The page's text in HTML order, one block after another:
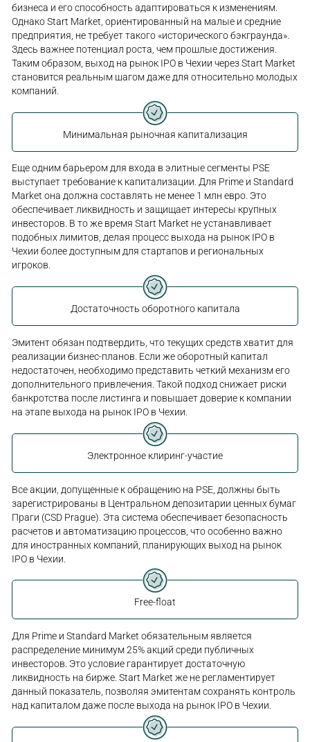
бизнеса и его способность адаптироваться к изменениям.
Однако Start Market, ориентированный на малые и средние
предприятия, не требует такого «исторического бэкграунда».
Здесь важнее потенциал роста, чем прошлые достижения.
Таким образом, выход на рынок IPO в Чехии через Start Market
становится реальным шагом даже для относительно молодых
компаний.
Минимальная рыночная капитализация
Еще одним барьером для входа в элитные сегменты PSE
выступает требование к капитализации. Для Prime и Standard
Market она должна составлять не менее 1 млн евро. Это
обеспечивает ликвидность и защищает интересы крупных
инвесторов. В то же время Start Market не устанавливает
подобных лимитов, делая процесс выхода на рынок IPO в
Чехии более доступным для стартапов и региональных
игроков.
Достаточность оборотного капитала
Эмитент обязан подтвердить, что текущих средств хватит для
реализации бизнес-планов. Если же оборотный капитал
недостаточен, необходимо представить четкий механизм его
дополнительного привлечения. Такой подход снижает риски
банкротства после листинга и повышает доверие к компании
на этапе выхода на рынок IPO в Чехии.
Электронное клиринг-участие
Все акции, допущенные к обращению на PSE, должны быть
зарегистрированы в Центральном депозитарии ценных бумаг
Праги (CSD Prague). Эта система обеспечивает безопасность
расчетов и автоматизацию процессов, что особенно важно
для иностранных компаний, планирующих выход на рынок
IPO в Чехии.
Free-float
Для Prime и Standard Market обязательным является
распределение минимум 25% акций среди публичных
инвесторов. Это условие гарантирует достаточную
ликвидность на бирже. Start Market же не регламентирует
данный показатель, позволяя эмитентам сохранять контроль
над капиталом даже после выхода на рынок IPO в Чехии.